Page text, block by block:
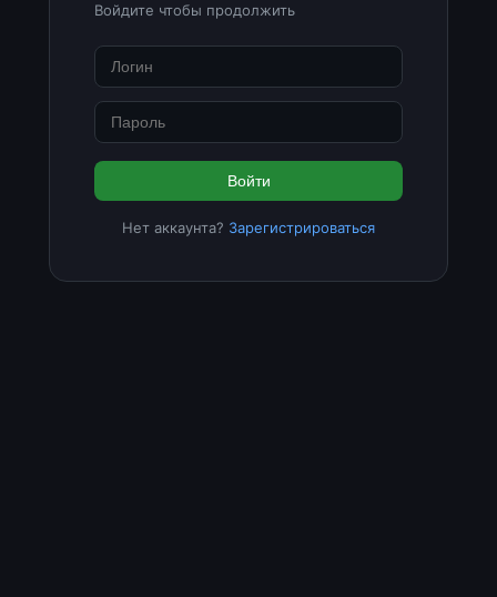
Войдите чтобы продолжить
Войти
Нет аккаунта? Зарегистрироваться